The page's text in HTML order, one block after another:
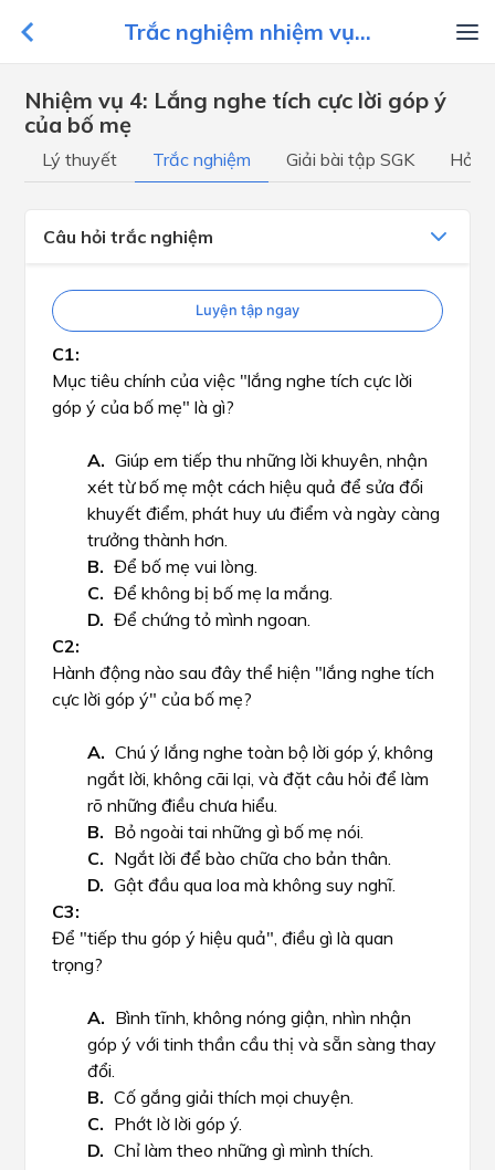
Trắc nghiệm nhiệm vụ...
Nhiệm vụ 4: Lắng nghe tích cực lời góp ý
của bố mẹ
Lý thuyết Trắc nghiệm Giải bài tập SGK Hỏi
Câu hỏi trắc nghiệm
Luyện tập ngay
Mục tiêu chính của việc "lắng nghe tích cực lời
góp ý của bố mẹ" là gì?
Giúp em tiếp thu những lời khuyên, nhận
xét từ bố mẹ một cách hiệu quả để sửa đổi
khuyết điểm, phát huy ưu điểm và ngày càng
trưởng thành hơn.
Để bố mẹ vui lòng.
Để không bị bố mẹ la mắng.
Để chứng tỏ mình ngoan.
Hành động nào sau đây thể hiện "lắng nghe tích
cực lời góp ý" của bố mẹ?
Chú ý lắng nghe toàn bộ lời góp ý, không
ngắt lời, không cãi lại, và đặt câu hỏi để làm
rõ những điều chưa hiểu.
Bỏ ngoài tai những gì bố mẹ nói.
Ngắt lời để bào chữa cho bản thân.
Gật đầu qua loa mà không suy nghĩ.
Để "tiếp thu góp ý hiệu quả", điều gì là quan
trọng?
Bình tĩnh, không nóng giận, nhìn nhận
góp ý với tinh thần cầu thị và sẵn sàng thay
đổi.
Cố gắng giải thích mọi chuyện.
Phớt lờ lời góp ý.
Chỉ làm theo những gì mình thích.